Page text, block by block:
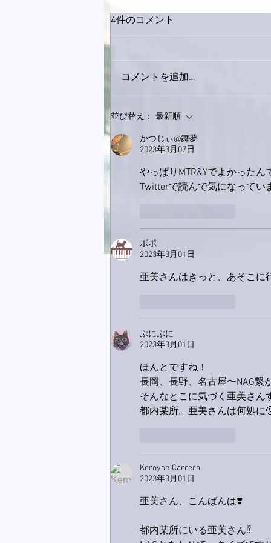
9月23日「amiism」リリー
4件のコメント
コメントを追加…
並び替え： 最新順
かつじぃ@舞夢
2023年3月07日
やっぱりMTR&Yでよかったん
Twitterで読んで気になってい
ポポ
2023年3月01日
亜美さんはきっと、あそこに
ぷにぷに
2023年3月01日
ほんとですね！
長岡、長野、名古屋〜NAG繋
そんなとこに気づく亜美さん
都内某所。亜美さんは何処に
Keroyon Carrera
2023年3月01日
亜美さん、こんばんは❣️
都内某所にいる亜美さん⁉️